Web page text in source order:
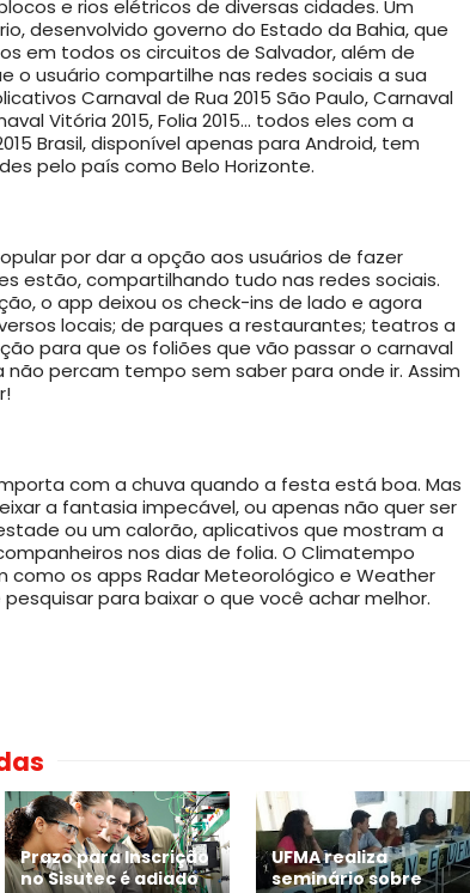
e rios elétricos de diversas cidades. Um
desenvolvido governo do Estado da Bahia, que
em todos os circuitos de Salvador, além de
o usuário compartilhe nas redes sociais a sua
Carnaval de Rua 2015 São Paulo, Carnaval
Vitória 2015, Folia 2015... todos eles com a
Brasil, disponível apenas para Android, tem
pelo país como Belo Horizonte.
por dar a opção aos usuários de fazer
estão, compartilhando tudo nas redes sociais.
o app deixou os check-ins de lado e agora
locais; de parques a restaurantes; teatros a
para que os foliões que vão passar o carnaval
percam tempo sem saber para onde ir. Assim
com a chuva quando a festa está boa. Mas
a fantasia impecável, ou apenas não quer ser
ou um calorão, aplicativos que mostram a
nos dias de folia. O Climatempo
como os apps Radar Meteorológico e Weather
para baixar o que você achar melhor.
Prazo para Inscrição
no Sisutec é adiado
UFMA realiza
seminário sobre